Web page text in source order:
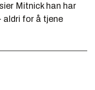
sier Mitnick han har
aldri for å tjene